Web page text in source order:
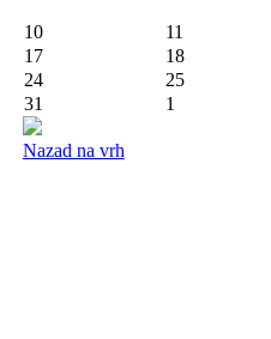
10 11
17
18
24
25
31
1
Nazad na vrh